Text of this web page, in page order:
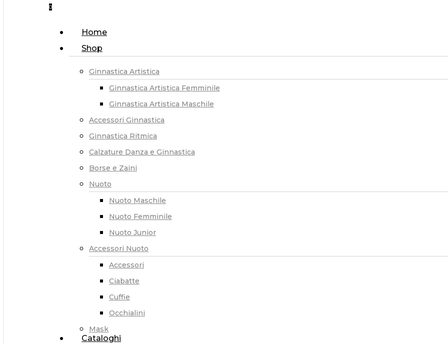
0
Home
Shop
Ginnastica Artistica
Ginnastica Artistica Femminile
Ginnastica Artistica Maschile
Accessori Ginnastica
Ginnastica Ritmica
Calzature Danza e Ginnastica
Borse e Zaini
Nuoto
Nuoto Maschile
Nuoto Femminile
Nuoto Junior
Accessori Nuoto
Accessori
Ciabatte
Cuffie
Occhialini
Mask
Cataloghi